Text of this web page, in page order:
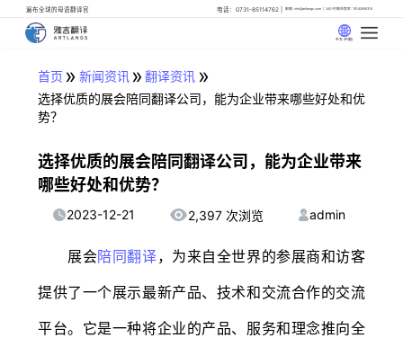
遍布全球的母语翻译官 电话：0731-85114762 邮箱: info@artlangs.com 24小时翻译管家: 18142666316
中文 (中国)
首页 » 新闻资讯» 翻译资讯 »
选择优质的展会陪同翻译公司，能为企业带来哪些好处和优
势？
选择优质的展会陪同翻译公司，能为企业带来
哪些好处和优势？
2023-12-21 2,397 次浏览 admin
展会陪同翻译，为来自全世界的参展商和访客
提供了一个展示最新产品、技术和交流合作的交流
平台。它是一种将企业的产品、服务和理念推向全